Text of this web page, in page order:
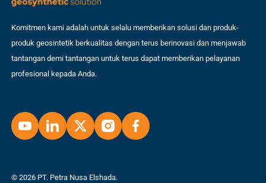
Komitmen kami adalah untuk selalu memberikan solusi dan produk-
produk geosintetik berkualitas dengan terus berinovasi dan menjawab
tantangan demi tantangan untuk terus dapat memberikan pelayanan
profesional kepada Anda.
© 2026 PT. Petra Nusa Elshada.